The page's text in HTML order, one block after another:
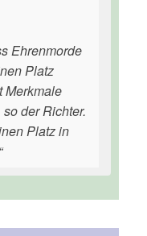
Ehrenmorde
Platz
Merkmale
der Richter.
Platz in